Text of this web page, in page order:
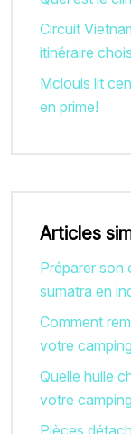
Circuit
itinéraire
Mclouis lit
en prime!
Articles
Préparer son
sumatra en
Comment
votre
Quelle huile
votre
Pièces